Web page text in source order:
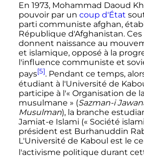
En 1973, Mohammad Daoud
pouvoir par un coup d'État
parti communiste afghan,
République d'Afghanistan.
donnent naissance au
et islamique, opposé à la
l'influence communiste et
pays[5]. Pendant ce temps,
étudiant à l'Université de
participe à l'« Organisation de
musulmane » (Sazman-i
Musulman), la branche
Jamiat-e Islami (« Société
président est Burhanuddin
L'Université de Kaboul est le
l'activisme politique durant